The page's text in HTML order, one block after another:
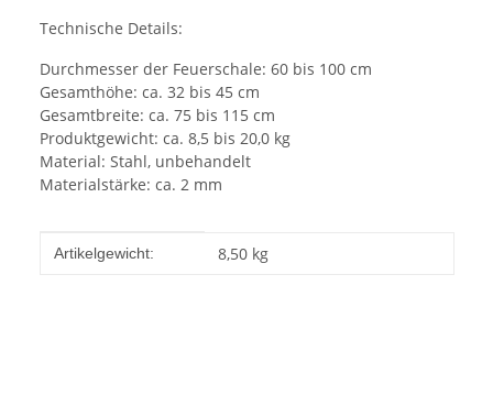
Technische Details:
Durchmesser der Feuerschale: 60 bis 100 cm
Gesamthöhe: ca. 32 bis 45 cm
Gesamtbreite: ca. 75 bis 115 cm
Produktgewicht: ca. 8,5 bis 20,0 kg
Material: Stahl, unbehandelt
Materialstärke: ca. 2 mm
Produkteigenschaft
Wert
Artikelgewicht: 8,50 kg